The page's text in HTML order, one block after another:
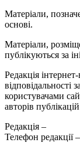
Матеріали,
основі.
Матеріали,
публікуються за
Редакція
відповідальності
користувачами
авторів
Редакція –
Телефон редакції –